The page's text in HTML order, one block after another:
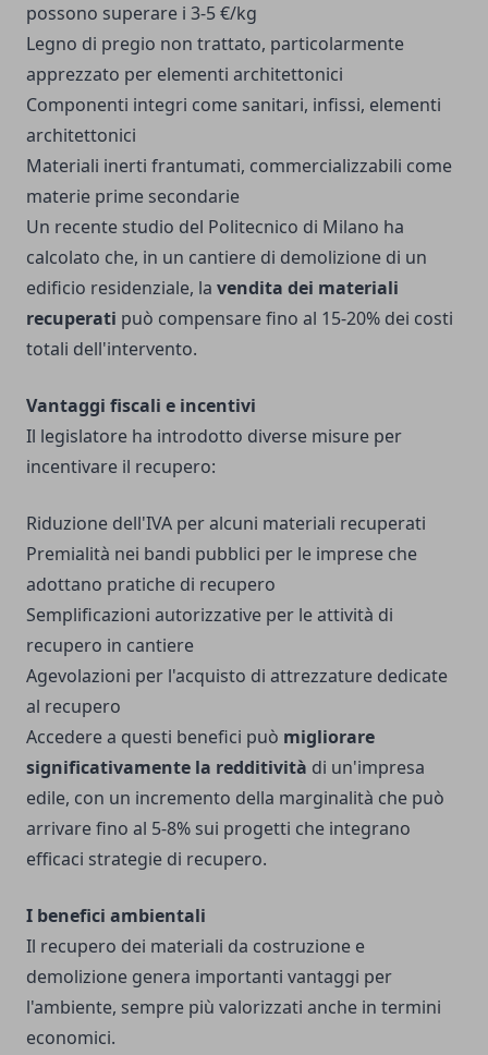
possono superare i 3-5 €/kg
Legno di pregio non trattato, particolarmente
apprezzato per elementi architettonici
Componenti integri come sanitari, infissi, elementi
architettonici
Materiali inerti frantumati, commercializzabili come
materie prime secondarie
Un recente studio del Politecnico di Milano ha
calcolato che, in un cantiere di demolizione di un
edificio residenziale, la vendita dei materiali
recuperati può compensare fino al 15-20% dei costi
totali dell'intervento.
Vantaggi fiscali e incentivi
Il legislatore ha introdotto diverse misure per
incentivare il recupero:
Riduzione dell'IVA per alcuni materiali recuperati
Premialità nei bandi pubblici per le imprese che
adottano pratiche di recupero
Semplificazioni autorizzative per le attività di
recupero in cantiere
Agevolazioni per l'acquisto di attrezzature dedicate
al recupero
Accedere a questi benefici può migliorare
significativamente la redditività di un'impresa
edile, con un incremento della marginalità che può
arrivare fino al 5-8% sui progetti che integrano
efficaci strategie di recupero.
I benefici ambientali
Il recupero dei materiali da costruzione e
demolizione genera importanti vantaggi per
l'ambiente, sempre più valorizzati anche in termini
economici.